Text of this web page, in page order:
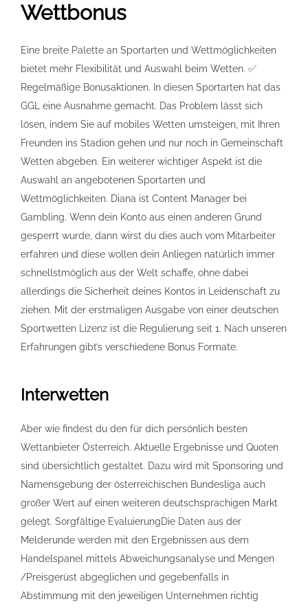
Wettbonus
Eine breite Palette an Sportarten und Wettmöglichkeiten
bietet mehr Flexibilität und Auswahl beim Wetten. ✅
Regelmäßige Bonusaktionen. In diesen Sportarten hat das
GGL eine Ausnahme gemacht. Das Problem lässt sich
lösen, indem Sie auf mobiles Wetten umsteigen, mit Ihren
Freunden ins Stadion gehen und nur noch in Gemeinschaft
Wetten abgeben. Ein weiterer wichtiger Aspekt ist die
Auswahl an angebotenen Sportarten und
Wettmöglichkeiten. Diana ist Content Manager bei
Gambling. Wenn dein Konto aus einen anderen Grund
gesperrt wurde, dann wirst du dies auch vom Mitarbeiter
erfahren und diese wollen dein Anliegen natürlich immer
schnellstmöglich aus der Welt schaffe, ohne dabei
allerdings die Sicherheit deines Kontos in Leidenschaft zu
ziehen. Mit der erstmaligen Ausgabe von einer deutschen
Sportwetten Lizenz ist die Regulierung seit 1. Nach unseren
Erfahrungen gibt’s verschiedene Bonus Formate.
Interwetten
Aber wie findest du den für dich persönlich besten
Wettanbieter Österreich. Aktuelle Ergebnisse und Quoten
sind übersichtlich gestaltet. Dazu wird mit Sponsoring und
Namensgebung der österreichischen Bundesliga auch
großer Wert auf einen weiteren deutschsprachigen Markt
gelegt. Sorgfältige EvaluierungDie Daten aus der
Melderunde werden mit den Ergebnissen aus dem
Handelspanel mittels Abweichungsanalyse und Mengen
/Preisgerüst abgeglichen und gegebenfalls in
Abstimmung mit den jeweiligen Unternehmen richtig